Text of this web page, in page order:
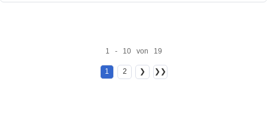
1 - 10 von 19
1 2 ❯ ❯❯